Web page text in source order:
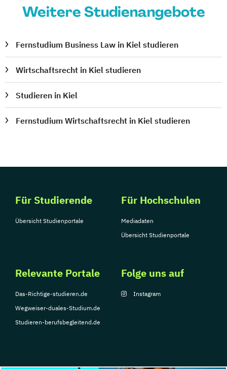
Weitere Studienangebote
Fernstudium Business Law in Kiel studieren
Wirtschaftsrecht in Kiel studieren
Studieren in Kiel
Fernstudium Wirtschaftsrecht in Kiel studieren
Für Studierende
Übersicht Studienportale
Für Hochschulen
Mediadaten
Übersicht Studienportale
Relevante Portale
Das-Richtige-studieren.de
Wegweiser-duales-Studium.de
Studieren-berufsbegleitend.de
Folge uns auf
Instagram